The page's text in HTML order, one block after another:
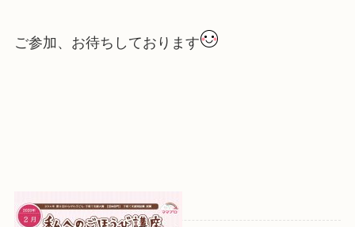
ご参加、お待ちしております